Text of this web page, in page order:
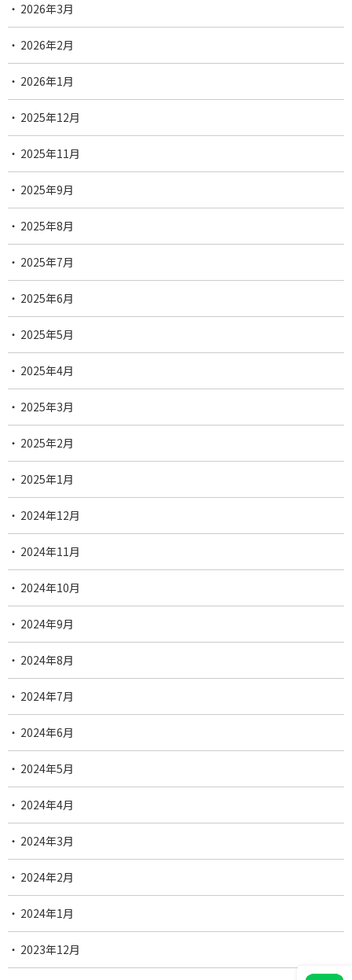
2026年3月
2026年2月
2026年1月
2025年12月
2025年11月
2025年9月
2025年8月
2025年7月
2025年6月
2025年5月
2025年4月
2025年3月
2025年2月
2025年1月
2024年12月
2024年11月
2024年10月
2024年9月
2024年8月
2024年7月
2024年6月
2024年5月
2024年4月
2024年3月
2024年2月
2024年1月
2023年12月